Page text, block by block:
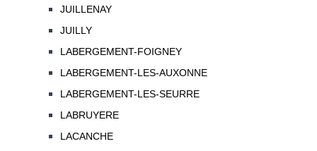
JUILLENAY
JUILLY
LABERGEMENT-FOIGNEY
LABERGEMENT-LES-AUXONNE
LABERGEMENT-LES-SEURRE
LABRUYERE
LACANCHE